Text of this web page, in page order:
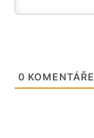
0 KOMENTÁŘE